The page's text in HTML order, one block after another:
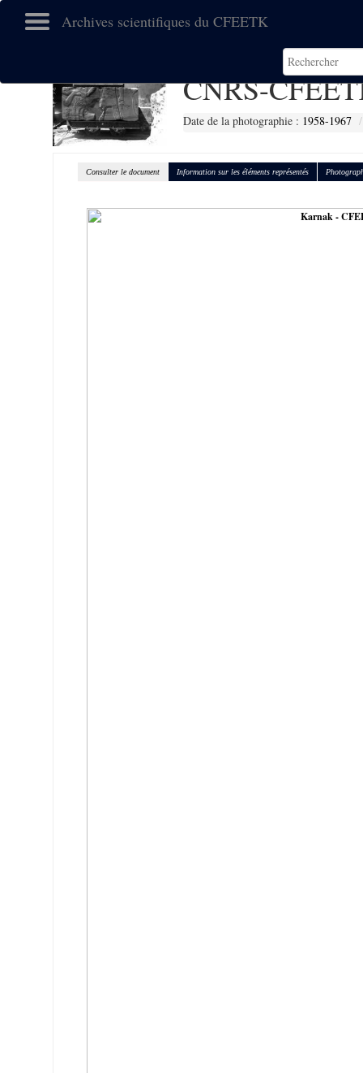
Archives scientifiques du CFEETK
CNRS-
Date de la photographie : 1958-1967
Consulter le document Information sur les éléments représentés